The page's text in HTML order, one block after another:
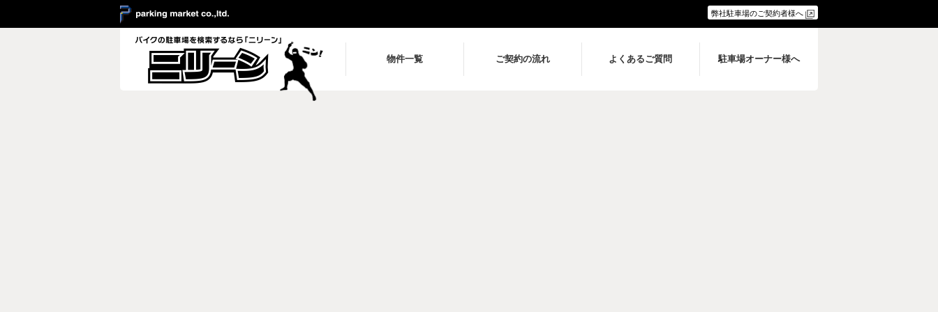
弊社駐車場のご契約者様へ
物件一覧 ご契約の流れ よくあるご質問 駐車場オーナー様へ